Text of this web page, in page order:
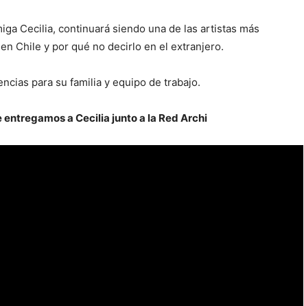
Cecilia, continuará siendo una de las artistas más
Chile y por qué no decirlo en el extranjero.
para su familia y equipo de trabajo.
a Cecilia junto a la Red Archi